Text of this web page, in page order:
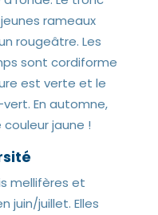
rameaux
rougeâtre. Les
sont cordiforme
est verte et le
En automne,
jaune !
mellifères et
juin/juillet. Elles